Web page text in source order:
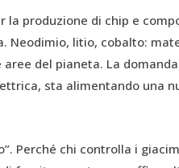
la produzione di chip e
Neodimio, litio, cobalto:
del pianeta. La
sta alimentando una
Perché chi controlla i